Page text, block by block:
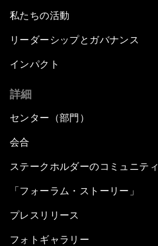
私たちの活動
リーダーシップとガバナンス
インパクト
詳細
センター（部門）
会合
ステークホルダーのコミュニティ
「フォーラム・ストーリー」
プレスリリース
フォトギャラリー